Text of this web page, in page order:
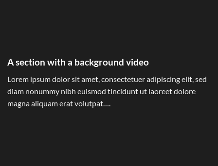
A section with a background video
Lorem ipsum dolor sit amet, consectetuer adipiscing elit, sed
diam nonummy nibh euismod tincidunt ut laoreet dolore
magna aliquam erat volutpat….